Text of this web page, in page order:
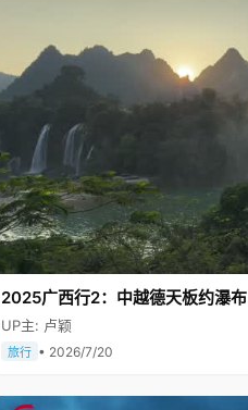
2025广西行2：中越德天板约瀑布
UP主: 卢颖
旅行 • 2026/7/20